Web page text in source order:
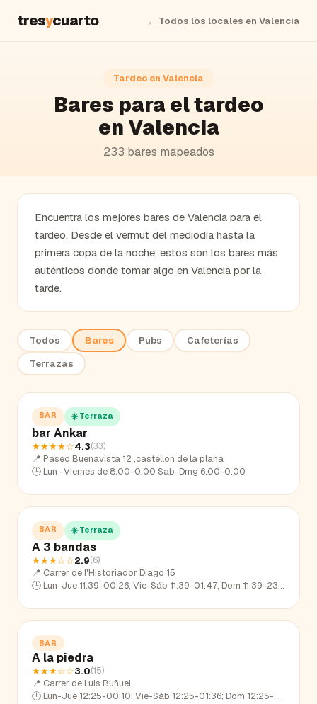
tresycuarto ← Todos los locales en Valencia
Tardeo en Valencia
Bares para el tardeo
enValencia
233 bares mapeados
Encuentra los mejores bares de Valencia para el
tardeo. Desde el vermut del mediodía hasta la
primera copa de la noche, estos son los bares más
auténticos donde tomar algo en Valencia por la
tarde.
Todos Bares Pubs
Cafeterías
Terrazas
BAR ☀️ Terraza
bar Ankar
★★★★☆4.3(33)
📍 Paseo Buenavista 12 ,castellon de la plana
🕒 Lun -Viernes de 8:00-0:00 Sab-Dmg 6:00-0:00
BAR ☀️ Terraza
A 3 bandas
★★★☆☆2.9(6)
📍 Carrer de l'Historiador Diago 15
🕒 Lun-Jue 11:39-00:26; Vie-Sáb 11:39-01:47; Dom 11:39-23:21
BAR
A la piedra
★★★☆☆3.0(15)
📍 Carrer de Luis Buñuel
🕒 Lun-Jue 12:25-00:10; Vie-Sáb 12:25-01:36; Dom 12:25-23:05